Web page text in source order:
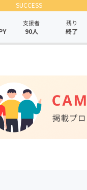
SUCCESS
支援者
90人
残り
終了